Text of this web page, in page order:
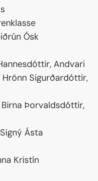
Ósk
Andvari
Sigurðardóttir,
Þorvaldsdóttir,
Ásta
Kristín